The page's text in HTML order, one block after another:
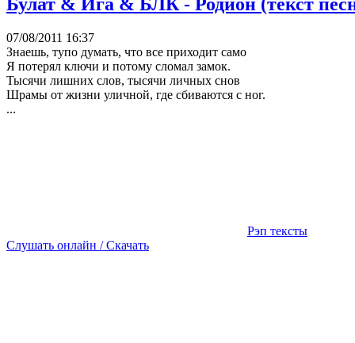
07/08/2011 16:37
Знаешь, тупо думать, что все приходит само
Я потерял ключи и потому сломал замок.
Тысячи лишних слов, тысячи личных снов
Шрамы от жизни уличной, где сбиваются с ног.
...
Рэп тексты
Слушать онлайн / Скачать